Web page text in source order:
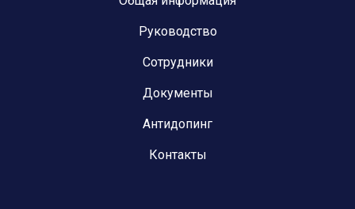
Руководство
Сотрудники
Документы
Антидопинг
Контакты